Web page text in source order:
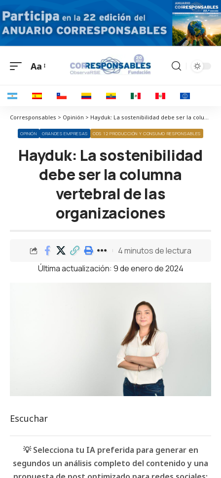
Aa
Corresponsables > Opinión > Hayduk: La sostenibilidad debe ser la columna vertebral de las organizaciones
OPINIÓN GRANDES EMPRESAS ODS 12 PRODUCCIÓN Y CONSUMO RESPONSABLES
Hayduk: La sostenibilidad
debe ser la columna
vertebral de las
organizaciones
Última actualización: 9 de enero de 2024
4 minutos de lectura
Escuchar
💡 Selecciona tu IA preferida para generar en
segundos un análisis completo del contenido y una